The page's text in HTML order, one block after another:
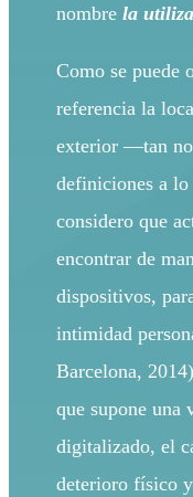
nombrela
Como se puede
referencia la
exterior —tan
definiciones a
considero que
encontrar de
dispositivos,
intimidad
Barcelona,
que supone una
digitalizado, el
deterioro físico